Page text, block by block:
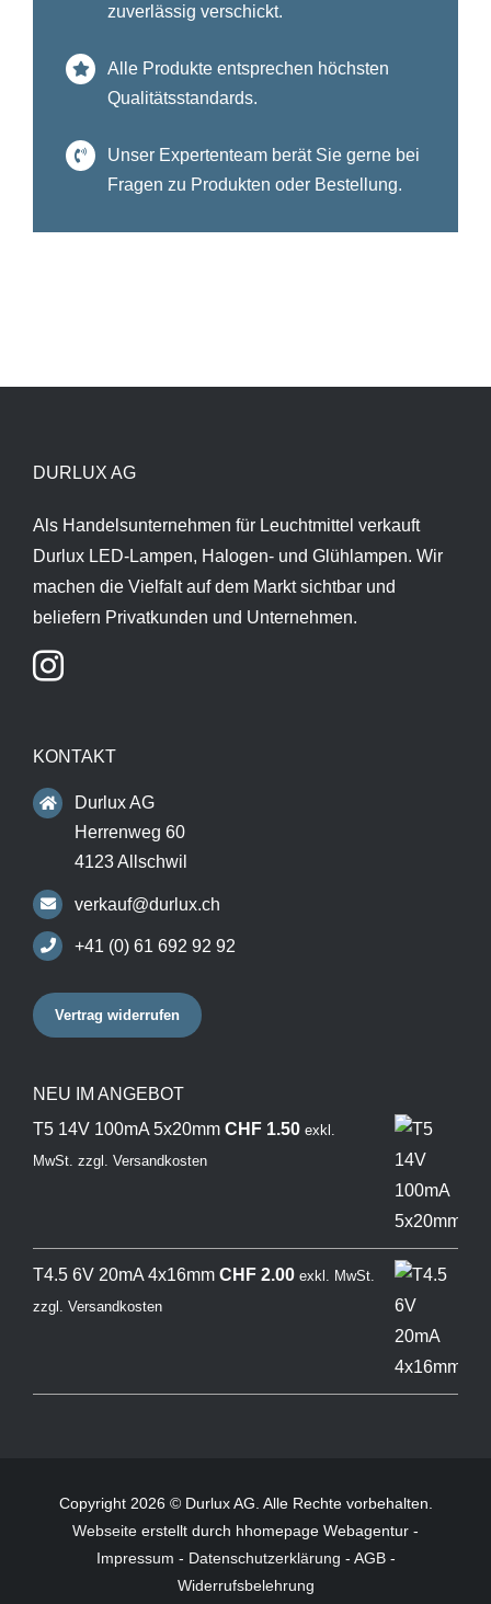
zuverlässig verschickt.
Alle Produkte entsprechen höchsten
Qualitätsstandards.
Unser Expertenteam berät Sie gerne bei
Fragen zu Produkten oder Bestellung.
DURLUX AG
Als Handelsunternehmen für Leuchtmittel verkauft
Durlux LED-Lampen, Halogen- und Glühlampen. Wir
machen die Vielfalt auf dem Markt sichtbar und
beliefern Privatkunden und Unternehmen.
KONTAKT
Durlux AG
Herrenweg 60
4123 Allschwil
verkauf@durlux.ch
+41 (0) 61 692 92 92
Vertrag widerrufen
NEU IM ANGEBOT
T5 14V 100mA 5x20mm CHF1.50 exkl.
MwSt. zzgl. Versandkosten
T4.5 6V 20mA 4x16mm CHF2.00 exkl. MwSt.
zzgl. Versandkosten
Copyright 2026 © Durlux AG. Alle Rechte vorbehalten.
Webseite erstellt durch hhomepage Webagentur -
Impressum - Datenschutzerklärung - AGB-
Widerrufsbelehrung